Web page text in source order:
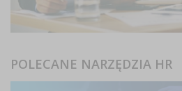
POLECANE NARZĘDZIA HR